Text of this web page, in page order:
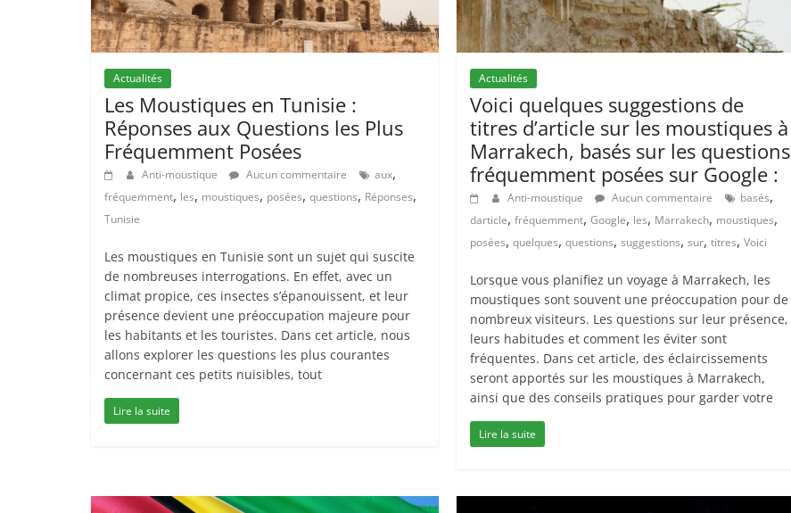
Actualités
Les Moustiques en Tunisie :
Réponses aux Questions les Plus
Fréquemment Posées
Anti-moustique Aucun commentaire aux,
fréquemment, les, moustiques, posées, questions, Réponses,
Tunisie
Les moustiques en Tunisie sont un sujet qui suscite
de nombreuses interrogations. En effet, avec un
climat propice, ces insectes s’épanouissent, et leur
présence devient une préoccupation majeure pour
les habitants et les touristes. Dans cet article, nous
allons explorer les questions les plus courantes
concernant ces petits nuisibles, tout
Lire la suite
Actualités
Voici quelques suggestions de
titres d’article sur les moustiques à
Marrakech, basés sur les questions
fréquemment posées sur Google :
Anti-moustique Aucun commentaire basés,
darticle,fréquemment,Google, les, Marrakech, moustiques,
posées,quelques,questions,suggestions,sur,titres,Voici
Lorsque vous planifiez un voyage à Marrakech, les
moustiques sont souvent une préoccupation pour de
nombreux visiteurs. Les questions sur leur présence,
leurs habitudes et comment les éviter sont
fréquentes. Dans cet article, des éclaircissements
seront apportés sur les moustiques à Marrakech,
ainsi que des conseils pratiques pour garder votre
Lire la suite